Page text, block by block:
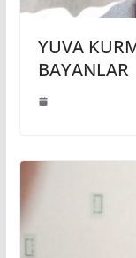
YUVA
BAYANLAR